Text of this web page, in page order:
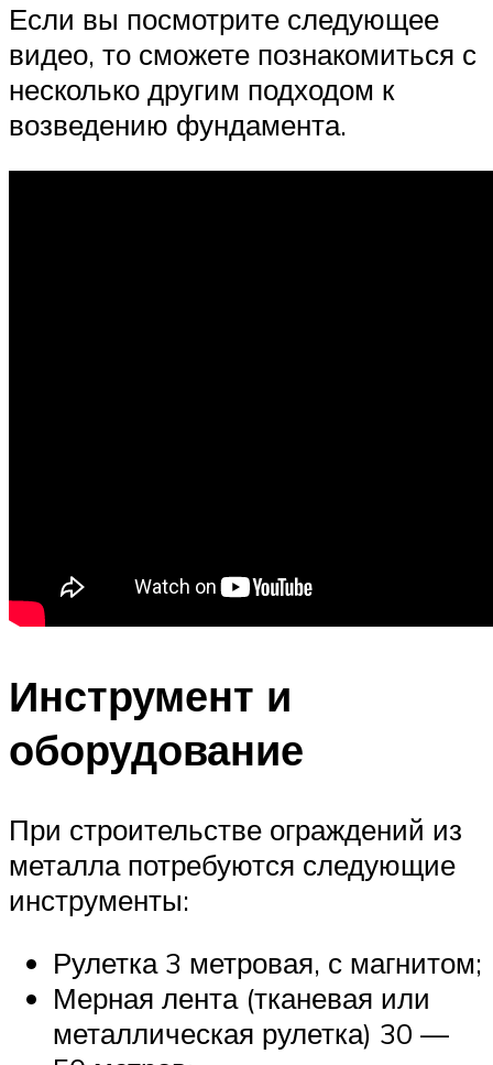
Если вы посмотрите следующее
видео, то сможете познакомиться с
несколько другим подходом к
возведению фундамента.
Инструмент и
оборудование
При строительстве ограждений из
металла потребуются следующие
инструменты:
Рулетка 3 метровая, с магнитом;
Мерная лента (тканевая или
металлическая рулетка) 30 —